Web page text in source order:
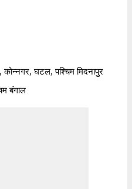
घटल, पश्चिम मिदनापुर
बंगाल